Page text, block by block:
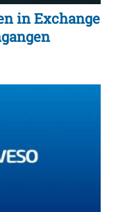
in Exchange